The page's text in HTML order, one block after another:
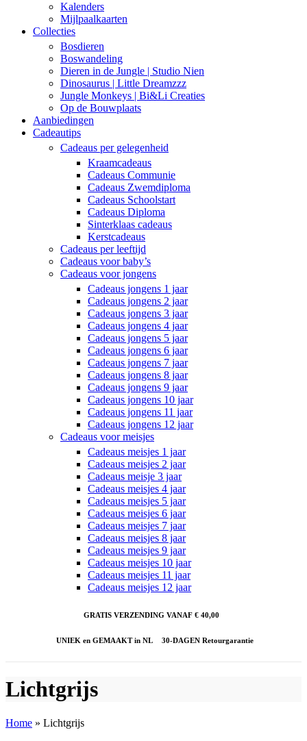
Kalenders
Mijlpaalkaarten
Collecties
Bosdieren
Boswandeling
Dieren in de Jungle | Studio Nien
Dinosaurus | Little Dreamzzz
Jungle Monkeys | Bi&Li Creaties
Op de Bouwplaats
Aanbiedingen
Cadeautips
Cadeaus per gelegenheid
Kraamcadeaus
Cadeaus Communie
Cadeaus Zwemdiploma
Cadeaus Schoolstart
Cadeaus Diploma
Sinterklaas cadeaus
Kerstcadeaus
Cadeaus per leeftijd
Cadeaus voor baby’s
Cadeaus voor jongens
Cadeaus jongens 1 jaar
Cadeaus jongens 2 jaar
Cadeaus jongens 3 jaar
Cadeaus jongens 4 jaar
Cadeaus jongens 5 jaar
Cadeaus jongens 6 jaar
Cadeaus jongens 7 jaar
Cadeaus jongens 8 jaar
Cadeaus jongens 9 jaar
Cadeaus jongens 10 jaar
Cadeaus jongens 11 jaar
Cadeaus jongens 12 jaar
Cadeaus voor meisjes
Cadeaus meisjes 1 jaar
Cadeaus meisjes 2 jaar
Cadeaus meisje 3 jaar
Cadeaus meisjes 4 jaar
Cadeaus meisjes 5 jaar
Cadeaus meisjes 6 jaar
Cadeaus meisjes 7 jaar
Cadeaus meisjes 8 jaar
Cadeaus meisjes 9 jaar
Cadeaus meisjes 10 jaar
Cadeaus meisjes 11 jaar
Cadeaus meisjes 12 jaar
GRATIS VERZENDING VANAF € 40,00
UNIEK en GEMAAKT in NL 30-DAGEN Retourgarantie
Lichtgrijs
Home » Lichtgrijs